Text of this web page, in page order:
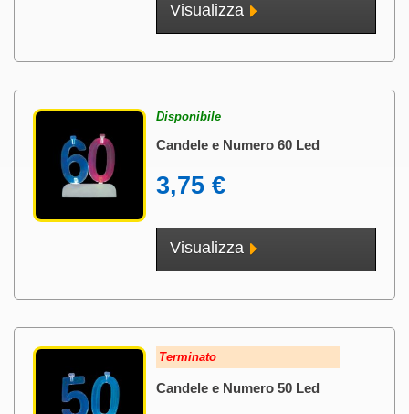
Visualizza
Disponibile
Candele e Numero 60 Led
3,75 €
Visualizza
Terminato
Candele e Numero 50 Led